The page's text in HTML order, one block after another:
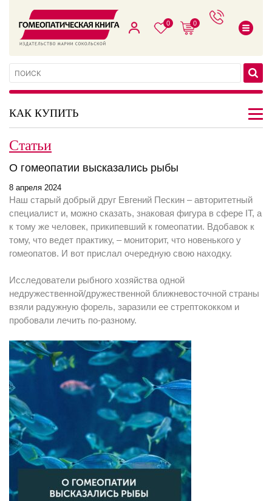
0 0
КАК КУПИТЬ
Статьи
О гомеопатии высказались рыбы
8 апреля 2024
Наш старый добрый друг Евгений Пескин – авторитетный
специалист и, можно сказать, знаковая фигура в сфере IT, а
к тому же человек, прикипевший к гомеопатии. Вдобавок к
тому, что ведет практику, – мониторит, что новенького у
гомеопатов. И вот прислал очередную свою находку.
Исследователи рыбного хозяйства одной
недружественной/дружественной ближневосточной страны
взяли радужную форель, заразили ее стрептококком и
пробовали лечить по-разному.